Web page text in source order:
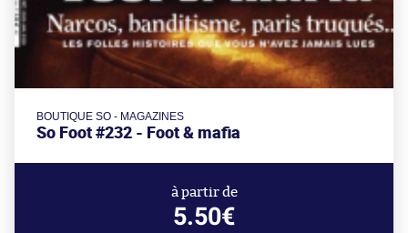
BOUTIQUE SO - MAGAZINES
So Foot #232 - Foot & mafia
à partir de
5.50€